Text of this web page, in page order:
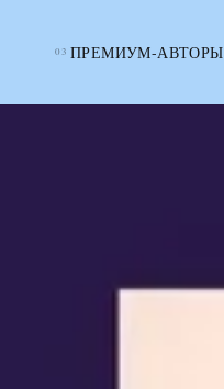
ПРЕМИУМ-АВТОРЫ